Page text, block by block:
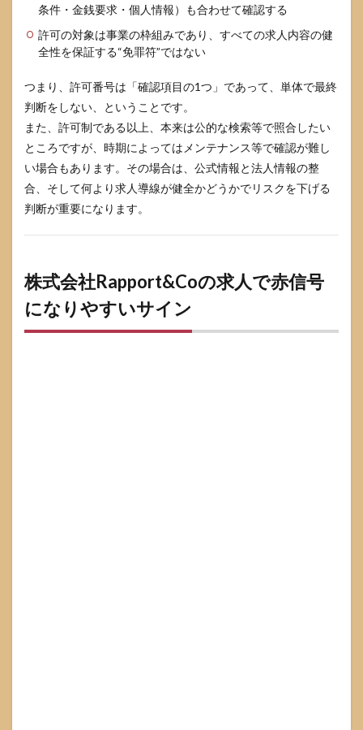
条件・金銭要求・個人情報）も合わせて確認する
許可の対象は事業の枠組みであり、すべての求人内容の健
全性を保証する“免罪符”ではない
つまり、許可番号は「確認項目の1つ」であって、単体で最終
判断をしない、ということです。
また、許可制である以上、本来は公的な検索等で照合したい
ところですが、時期によってはメンテナンス等で確認が難し
い場合もあります。その場合は、公式情報と法人情報の整
合、そして何より求人導線が健全かどうかでリスクを下げる
判断が重要になります。
株式会社Rapport&Coの求人で赤信号
になりやすいサイン